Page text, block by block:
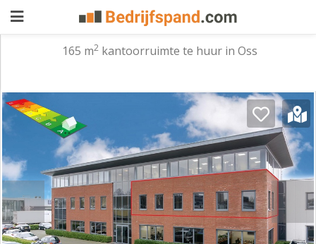
aanbieden
Pand
zoeken
Waarom
adverteren
Premium
adverteren
Blog
165 m2kantoorruimte te huur in Oss